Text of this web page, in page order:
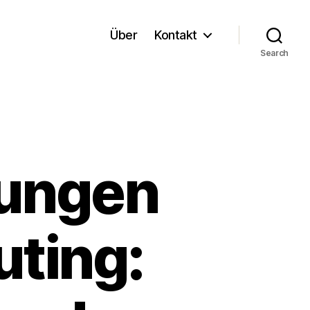
Über Kontakt
Search